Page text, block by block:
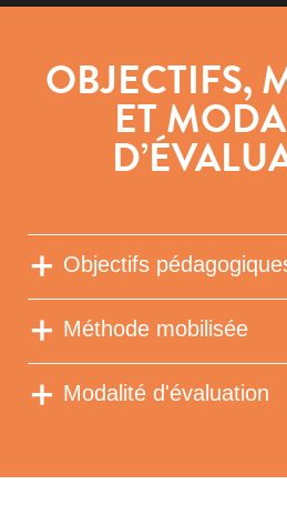
OBJECTIFS,
ET
Objectifs
Méthode mobilisée
Modalité d'évaluation